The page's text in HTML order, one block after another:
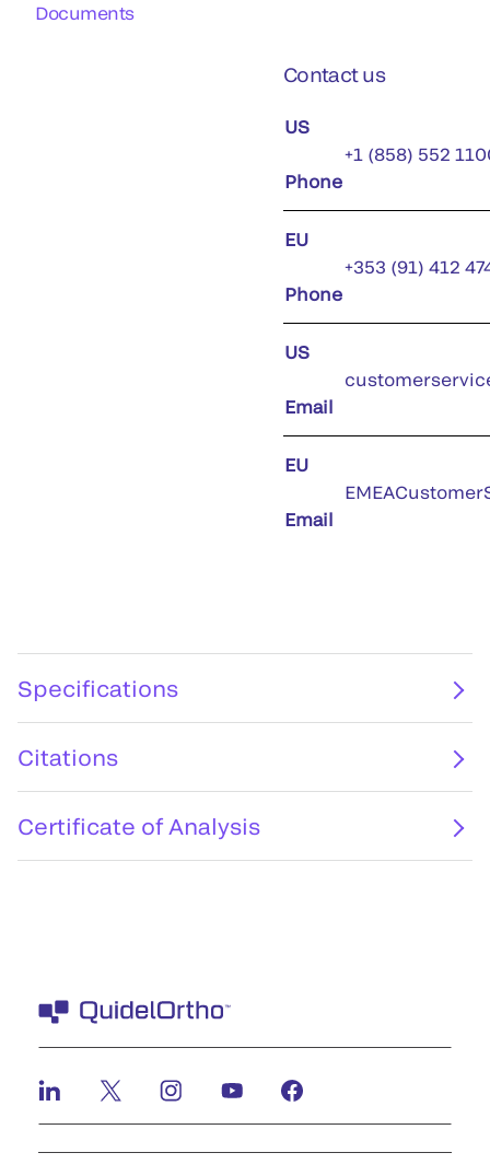
Documents
Contact us
US
Phone
+1 (858) 552
EU
Phone
+353 (91) 412
US
Email
EU
Email
Specifications
Citations
Certificate of Analysis